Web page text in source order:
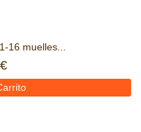
16 muelles...